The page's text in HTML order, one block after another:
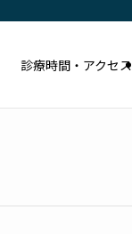
診療時間・アクセス